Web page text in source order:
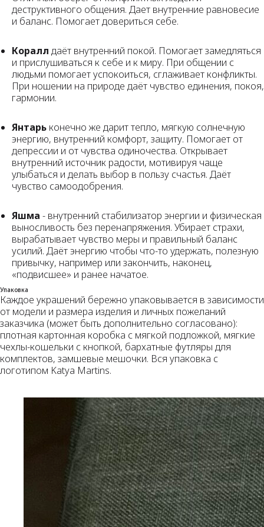
деструктивного общения. Дает внутренние равновесие
и баланс. Помогает довериться себе.
Коралл даёт внутренний покой. Помогает замедляться
и прислушиваться к себе и к миру. При общении с
людьми помогает успокоиться, сглаживает конфликты.
При ношении на природе даёт чувство единения, покоя,
гармонии.
Янтарь конечно же дарит тепло, мягкую солнечную
энергию, внутренний комфорт, защиту. Помогает от
депрессии и от чувства одиночества. Открывает
внутренний источник радости, мотивируя чаще
улыбаться и делать выбор в пользу счастья. Даёт
чувство самоодобрения.
Яшма - внутренний стабилизатор энергии и физическая
выносливость без перенапряжения. Убирает страхи,
вырабатывает чувство меры и правильный баланс
усилий. Даёт энергию чтобы что-то удержать, полезную
привычку, например или закончить, наконец,
«подвисшее» и ранее начатое.
Упаковка
Каждое украшений бережно упаковывается в зависимости
от модели и размера изделия и личных пожеланий
заказчика (может быть дополнительно согласовано):
плотная картонная коробка с мягкой подложкой, мягкие
чехлы-кошельки с кнопкой, бархатные футляры для
комплектов, замшевые мешочки. Вся упаковка с
логотипом Katya Martins.